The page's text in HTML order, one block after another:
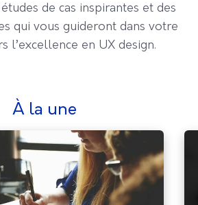
de cas inspirantes et des
qui vous guideront dans votre
l’excellence en UX design.
à la une